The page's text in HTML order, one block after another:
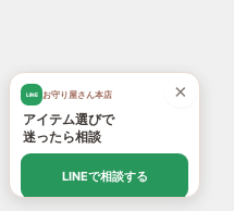
×
LINE お守り屋さん本店
アイテム選びで
迷ったら相談
LINEで相談する